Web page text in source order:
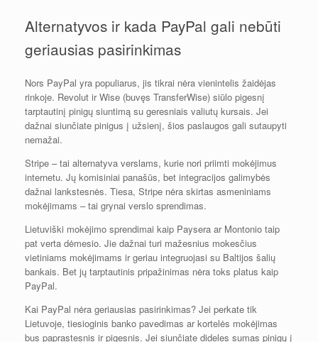
Alternatyvos ir kada PayPal gali nebūti
geriausias pasirinkimas
Nors PayPal yra populiarus, jis tikrai nėra vienintelis žaidėjas
rinkoje. Revolut ir Wise (buvęs TransferWise) siūlo pigesnį
tarptautinį pinigų siuntimą su geresniais valiutų kursais. Jei
dažnai siunčiate pinigus į užsienį, šios paslaugos gali sutaupyti
nemažai.
Stripe – tai alternatyva verslams, kurie nori priimti mokėjimus
internetu. Jų komisiniai panašūs, bet integracijos galimybės
dažnai lankstesnės. Tiesa, Stripe nėra skirtas asmeniniams
mokėjimams – tai grynai verslo sprendimas.
Lietuviški mokėjimo sprendimai kaip Paysera ar Montonio taip
pat verta dėmesio. Jie dažnai turi mažesnius mokesčius
vietiniams mokėjimams ir geriau integruojasi su Baltijos šalių
bankais. Bet jų tarptautinis pripažinimas nėra toks platus kaip
PayPal.
Kai PayPal nėra geriausias pasirinkimas? Jei perkate tik
Lietuvoje, tiesioginis banko pavedimas ar kortelės mokėjimas
bus paprastesnis ir pigesnis. Jei siunčiate dideles sumas pinigų į